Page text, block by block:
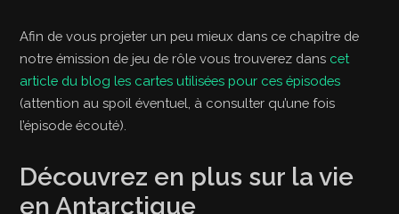
Afin de vous projeter un peu mieux dans ce chapitre de
notre émission de jeu de rôle vous trouverez dans cet
article du blog les cartes utilisées pour ces épisodes
(attention au spoil éventuel, à consulter qu’une fois
l’épisode écouté).
Découvrez en plus sur la vie
en Antarctique